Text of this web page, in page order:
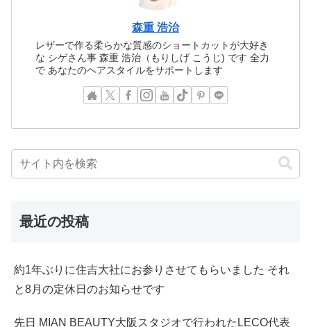
森重 浩治
レザーで作る柔らかな質感のショートカットが大好き
な シゲさん事 森重 浩治（もりしげ こうじ) です 全力
で あなたのヘアスタイルをサポートします
最近の投稿
約1年ぶりに住吉大社にお参りさせてもらいました それ
と8月の定休日のお知らせです
先日 MIAN BEAUTY大阪スタジオで行われたLECO代表